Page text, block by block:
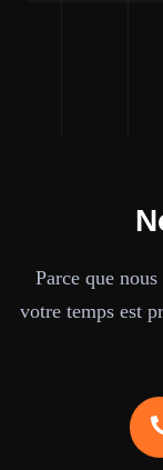
Parce que
votre temps est